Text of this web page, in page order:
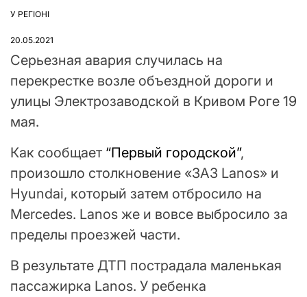
ОПУБЛІКУВАТИ
У РЕГІОНІ
20.05.2021
Серьезная авария случилась на
перекрестке возле объездной дороги и
улицы Электрозаводской в Кривом Роге 19
мая.
Как сообщает “Первый городской”,
произошло столкновение «ЗАЗ Lanos» и
Hyundai, который затем отбросило на
Mercedes. Lanos же и вовсе выбросило за
пределы проезжей части.
В результате ДТП пострадала маленькая
пассажирка Lanos. У ребенка